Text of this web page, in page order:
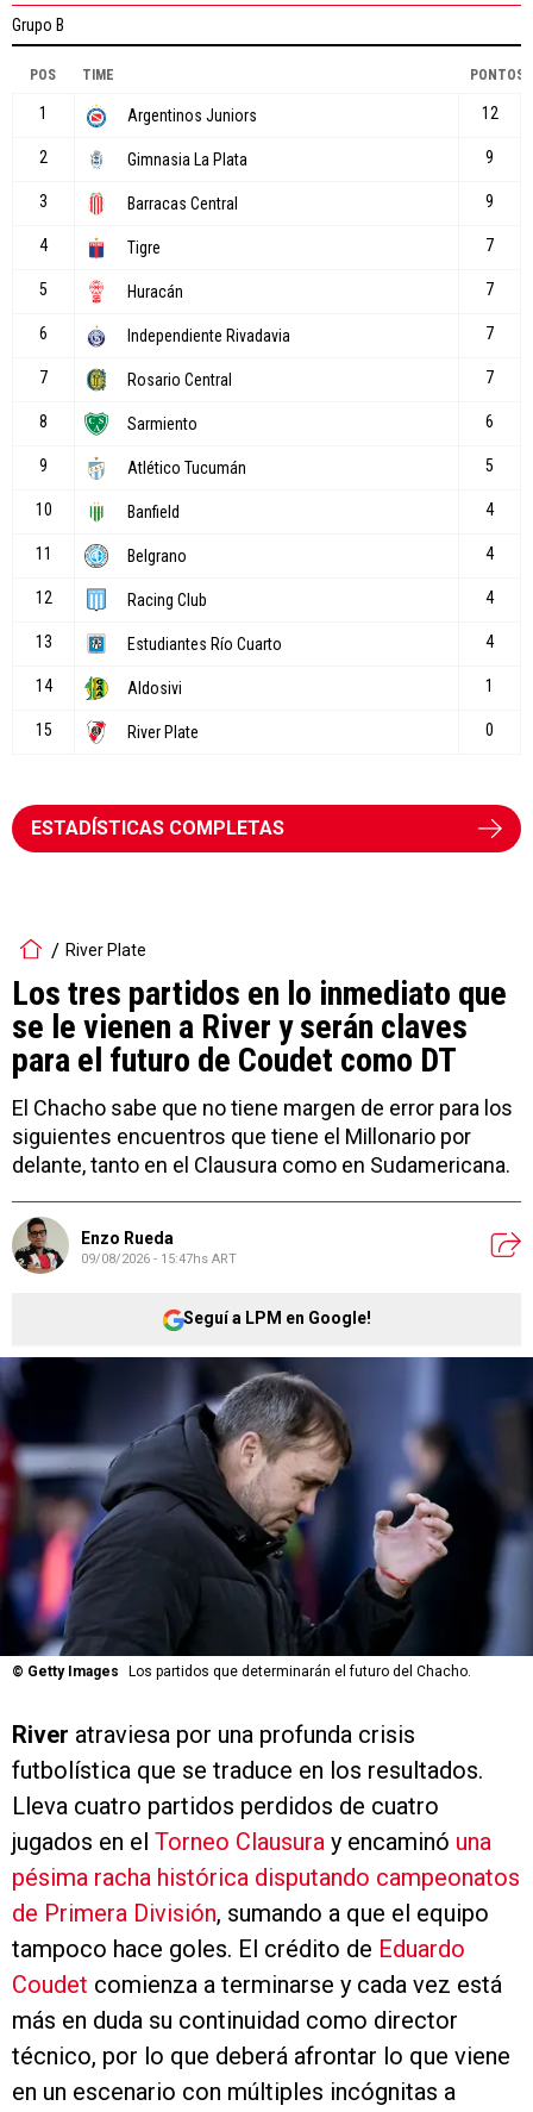
ESTADÍSTICAS COMPLETAS
River Plate
Los tres partidos en lo inmediato que
se le vienen a River y serán claves
para el futuro de Coudet como DT
El Chacho sabe que no tiene margen de error para los
siguientes encuentros que tiene el Millonario por
delante, tanto en el Clausura como en Sudamericana.
Enzo Rueda
09/08/2026 - 15:47hs ART
Seguí a LPM en Google!
© Getty Images Los partidos que determinarán el futuro del Chacho.
River atraviesa por una profunda crisis
futbolística que se traduce en los resultados.
Lleva cuatro partidos perdidos de cuatro
jugados en el Torneo Clausura y encaminó una
pésima racha histórica disputando campeonatos
de Primera División, sumando a que el equipo
tampoco hace goles. El crédito de Eduardo
Coudet comienza a terminarse y cada vez está
más en duda su continuidad como director
técnico, por lo que deberá afrontar lo que viene
en un escenario con múltiples incógnitas a